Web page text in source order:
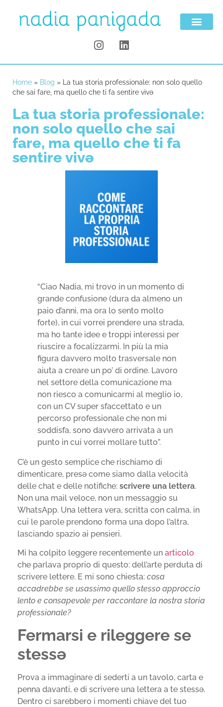
Home » Blog » La tua storia professionale: non solo quello
che sai fare, ma quello che ti fa sentire vivə
La tua storia professionale:
non solo quello che sai
fare, ma quello che ti fa
sentire vivə
“Ciao Nadia, mi trovo in un momento di
grande confusione (dura da almeno un
paio d’anni, ma ora lo sento molto
forte), in cui vorrei prendere una strada,
ma ho tante idee e troppi interessi per
riuscire a focalizzarmi. In più la mia
figura davvero molto trasversale non
aiuta a creare un po’ di ordine. Lavoro
nel settore della comunicazione ma
non riesco a comunicarmi al meglio io,
con un CV super sfaccettato e un
percorso professionale che non mi
soddisfa, sono davvero arrivata a un
punto in cui vorrei mollare tutto”.
C’è un gesto semplice che rischiamo di
dimenticare, presə come siamo dalla velocità
delle chat e delle notifiche: scrivere una lettera.
Non una mail veloce, non un messaggio su
WhatsApp. Una lettera vera, scritta con calma, in
cui le parole prendono forma una dopo l’altra,
lasciando spazio ai pensieri.
Mi ha colpito leggere recentemente un articolo
che parlava proprio di questo: dell’arte perduta di
scrivere lettere. E mi sono chiesta: cosa
accadrebbe se usassimo quello stesso approccio
lento e consapevole per raccontare la nostra storia
professionale?
Fermarsi e rileggere se
stessə
Prova a immaginare di sederti a un tavolo, carta e
penna davanti, e di scrivere una lettera a te stessə.
Dentro ci sarebbero i momenti chiave del tuo